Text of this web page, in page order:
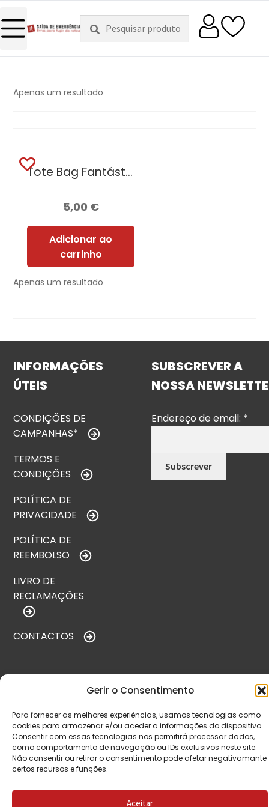
Gerir o Consentimento
Para fornecer as melhores experiências, usamos tecnologias como
cookies para armazenar e/ou aceder a informações do dispositivo.
Consentir com essas tecnologias nos permitirá processar dados,
como comportamento de navegação ou IDs exclusivos neste site.
Não consentir ou retirar o consentimento pode afetar negativamante
certos recursos e funções.
Aceitar
Pesquisar
por:
Pesquisa
Apenas um resultado
Tote Bag Fantástico
5,00 €
Adicionar ao
carrinho
Apenas um resultado
INFORMAÇÕES
ÚTEIS
CONDIÇÕES DE
CAMPANHAS*
TERMOS E
CONDIÇÕES
POLÍTICA DE
PRIVACIDADE
POLÍTICA DE
REEMBOLSO
LIVRO DE
RECLAMAÇÕES
CONTACTOS
SUBSCREVER A
NOSSA
Endereço de email: *